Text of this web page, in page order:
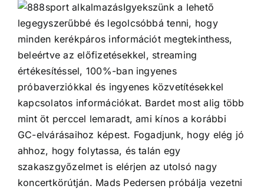
Igyekszünk a lehető
legegyszerűbbé és legolcsóbbá tenni, hogy
minden kerékpáros információt megtekinthess,
beleértve az előfizetésekkel, streaming
értékesítéssel, 100%-ban ingyenes
próbaverziókkal és ingyenes közvetítésekkel
kapcsolatos információkat. Bardet most alig több
mint öt perccel lemaradt, ami kínos a korábbi
GC-elvárásaihoz képest. Fogadjunk, hogy elég jó
ahhoz, hogy folytassa, és talán egy
szakaszgyőzelmet is elérjen az utolsó nagy
koncertkörútján. Mads Pedersen próbálja vezetni